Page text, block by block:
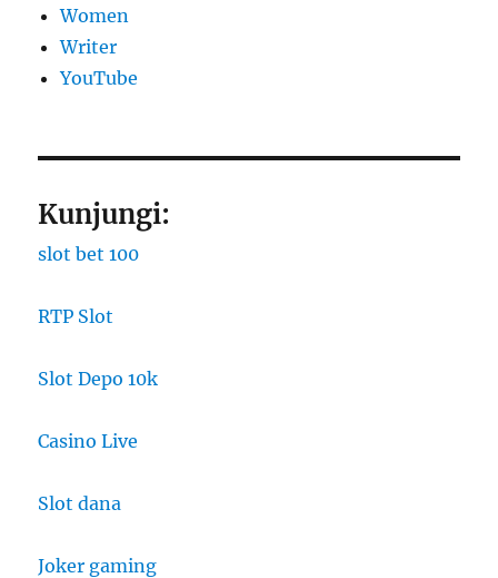
Women
Writer
YouTube
Kunjungi:
slot bet 100
RTP Slot
Slot Depo 10k
Casino Live
Slot dana
Joker gaming